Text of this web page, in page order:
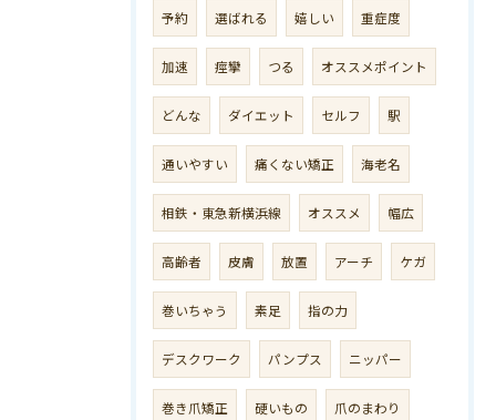
予約 選ばれる 嬉しい 重症度
加速 痙攣 つる オススメポイント
どんな ダイエット セルフ 駅
通いやすい 痛くない矯正 海老名
相鉄・東急新横浜線 オススメ 幅広
高齢者 皮膚 放置 アーチ ケガ
巻いちゃう 素足 指の力
デスクワーク パンプス ニッパー
巻き爪矯正 硬いもの 爪のまわり